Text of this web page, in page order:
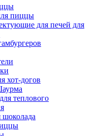
пиццы
для печей для
хот-догов
теплового